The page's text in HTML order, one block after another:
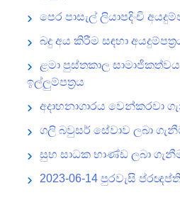
පෙර පාසැල් ලියාපදිංචි
බදු අය කිරීම සඳහා
ළමා පුස්තකාල
ඉල්ලුම්පත්‍රය
අදාහනාගාරය වෙන්කරවා
ගලි බවුසර් සේවාව ලබා
සුභ සාධක භාණ්ඩ ලබා
2023-06-14 පුරවැසි